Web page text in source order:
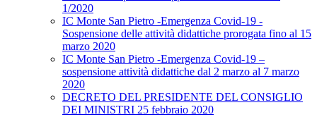
1/2020
IC Monte San Pietro -Emergenza Covid-19 -
Sospensione delle attività didattiche prorogata fino al 15
marzo 2020
IC Monte San Pietro -Emergenza Covid-19 –
sospensione attività didattiche dal 2 marzo al 7 marzo
2020
DECRETO DEL PRESIDENTE DEL CONSIGLIO
DEI MINISTRI 25 febbraio 2020